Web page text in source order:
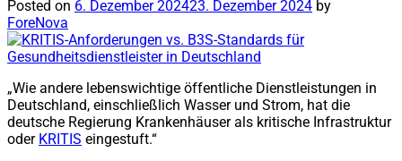
Posted on 6. Dezember 202423. Dezember 2024 by
ForeNova
„Wie andere lebenswichtige öffentliche Dienstleistungen in
Deutschland, einschließlich Wasser und Strom, hat die
deutsche Regierung Krankenhäuser als kritische Infrastruktur
oder KRITIS eingestuft.“